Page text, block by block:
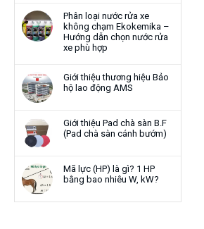
Phân loại nước rửa xe
không chạm Ekokemika –
Hướng dẫn chọn nước rửa
xe phù hợp
Giới thiệu thương hiệu Bảo
hộ lao động AMS
Giới thiệu Pad chà sàn B.F
(Pad chà sàn cánh bướm)
Mã lực (HP) là gì? 1 HP
bằng bao nhiêu W, kW?